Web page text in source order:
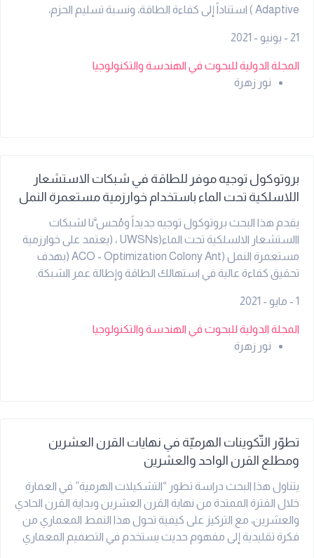
Adaptive ) استناداً إلى كفاءة الطاقة، ونسبة تسليم الحزم،
21 - يونيو - 2021
المجلة الدولية للبحوث في الهندسة والتكنولوجيا
نور زهرة
بروتوكول توجيه موفر للطاقة في شبكات الاستشعار
اللاسلكية تحت الماء باستخدام خوارزمية مستعمرة النمل
يقدم هذا البحث بروتوكول توجيه جديداً ومُحس َّنا لشبكات
االستشعار الالسلكية تحت الماء(UWSNs ، (يعتمد على خوارزمية
مستعمرة النمل (ACO - Optimization Colony Ant (بهدف
تحقيق كفاءة عالية في استهالك الطاقة وإطالة عمر الشبكة.
حيث تقوم "النمل االصطناعي" باستكشاف المسارات الممكنة بين
العقد تحت الماء والعقد السطحية )الغواصات أو الطافيات(،
وتترك "فيروموناً" افتراضياً يتالشى مع الوقت. يقوم البروتوكول
لكل عقدة، وتوزيعاً متوازناً للحمل على الشبكة مما يمنع استنزاف
طاقة العقد القريبة من السطح.
1 - مايو - 2021
المجلة الدولية للبحوث في الهندسة والتكنولوجيا
نور زهرة
تطوّر التّكوينات الهرميّة في نهايات القرن العشرين
ومطلع القرن الواحد والعشرين
يتناول هذا البحث دراسة تطور “التشكيلات الهرمية” في العمارة
خلال الفترة الممتدة من نهاية القرن العشرين وبداية القرن الحادي
والعشرين، مع التركيز على كيفية تحول هذا النمط المعماري من
فكرة تقليدية إلى مفهوم حديث يستخدم في التصميم المعماري